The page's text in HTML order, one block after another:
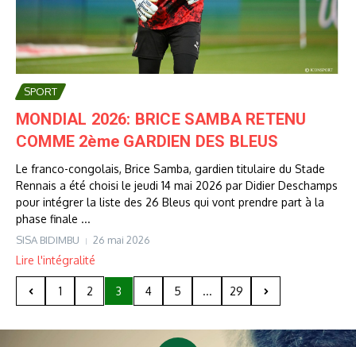
SPORT
MONDIAL 2026: BRICE SAMBA RETENU
COMME 2ème GARDIEN DES BLEUS
Le franco-congolais, Brice Samba, gardien titulaire du Stade
Rennais a été choisi le jeudi 14 mai 2026 par Didier Deschamps
pour intégrer la liste des 26 Bleus qui vont prendre part à la
phase finale ...
SISA BIDIMBU 26 mai 2026
Lire l'intégralité
1 2 3 4 5 ... 29